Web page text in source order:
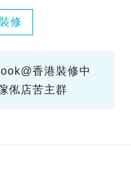
裝修
香港裝修中
俬店苦主群